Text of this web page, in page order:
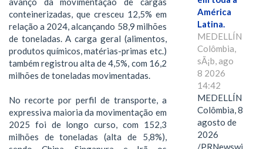
conteinerizadas, que cresceu 12,5% em
relação a 2024, alcançando 58,9 milhões
de toneladas. A carga geral (alimentos,
produtos químicos, matérias-primas etc.)
também registrou alta de 4,5%, com 16,2
milhões de toneladas movimentadas.
No recorte por perfil de transporte, a
expressiva maioria da movimentação em
2025 foi de longo curso, com 152,3
milhões de toneladas (alta de 5,8%),
América
Latina.
MEDELLÍN,
Colômbia,
sÃ¡b, ago
8 2026
14:42
MEDELLÍN,
Colômbia, 8 de
agosto de
2026
/PRNewswire/